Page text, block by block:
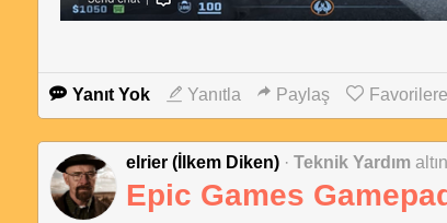
Yanıt Yok Yanıtla Paylaş
elrier (İlkem Diken) · Teknik Yardım
Epic Games